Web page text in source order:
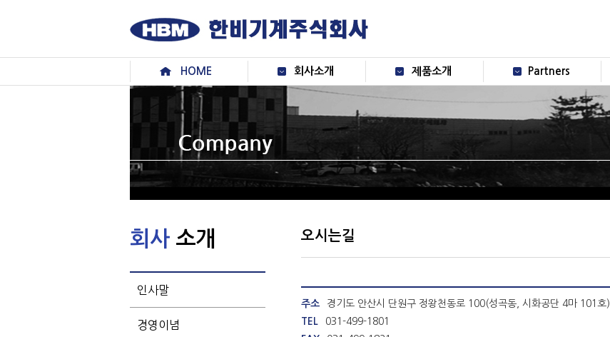
HOME 회사소개 제품소개 Partners
회사 소개
인사말
경영이념
오시는길
주소
경기도 안산시 단원구 정왕천동로 100(성곡동, 시화공단 4마 101호)
TEL
031-499-1801